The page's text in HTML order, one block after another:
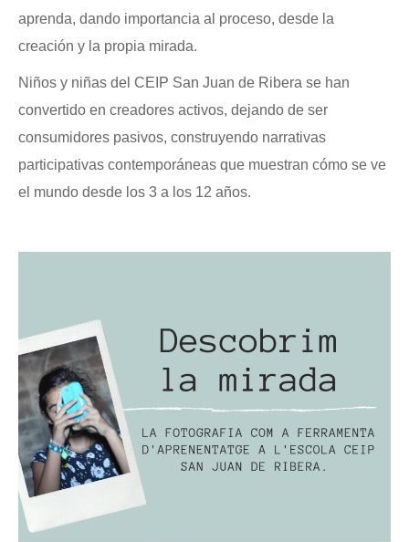
aprenda, dando importancia al proceso, desde la
creación y la propia mirada.
Niños y niñas del CEIP San Juan de Ribera se han
convertido en creadores activos, dejando de ser
consumidores pasivos, construyendo narrativas
participativas contemporáneas que muestran cómo se ve
el mundo desde los 3 a los 12 años.